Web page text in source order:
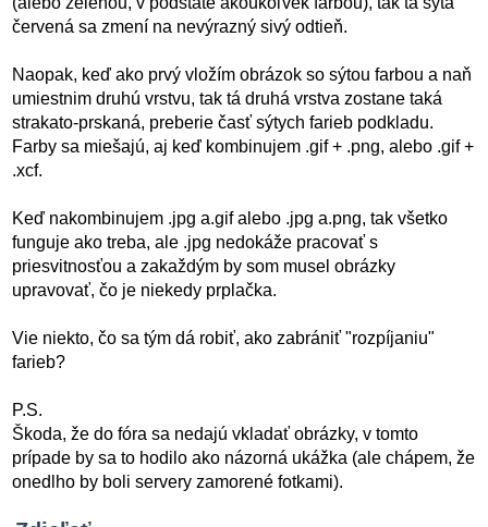
červená sa zmení na nevýrazný sivý odtieň.
Naopak, keď ako prvý vložím obrázok so sýtou farbou a naň
umiestnim druhú vrstvu, tak tá druhá vrstva zostane taká
strakato-prskaná, preberie časť sýtych farieb podkladu.
Farby sa miešajú, aj keď kombinujem .gif + .png, alebo .gif +
.xcf.
Keď nakombinujem .jpg a.gif alebo .jpg a.png, tak všetko
funguje ako treba, ale .jpg nedokáže pracovať s
priesvitnosťou a zakaždým by som musel obrázky
upravovať, čo je niekedy prplačka.
Vie niekto, čo sa tým dá robiť, ako zabrániť "rozpíjaniu"
farieb?
P.S.
Škoda, že do fóra sa nedajú vkladať obrázky, v tomto
prípade by sa to hodilo ako názorná ukážka (ale chápem, že
onedlho by boli servery zamorené fotkami).